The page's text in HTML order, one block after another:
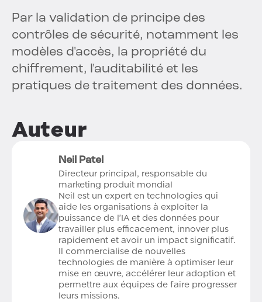
Par la validation de principe des
contrôles de sécurité, notamment les
modèles d'accès, la propriété du
chiffrement, l'auditabilité et les
pratiques de traitement des données.
Auteur
Neil Patel
Directeur principal, responsable du
marketing produit mondial
Neil est un expert en technologies qui
aide les organisations à exploiter la
puissance de l'IA et des données pour
travailler plus efficacement, innover plus
rapidement et avoir un impact significatif.
Il commercialise de nouvelles
technologies de manière à optimiser leur
mise en œuvre, accélérer leur adoption et
permettre aux équipes de faire progresser
leurs missions.